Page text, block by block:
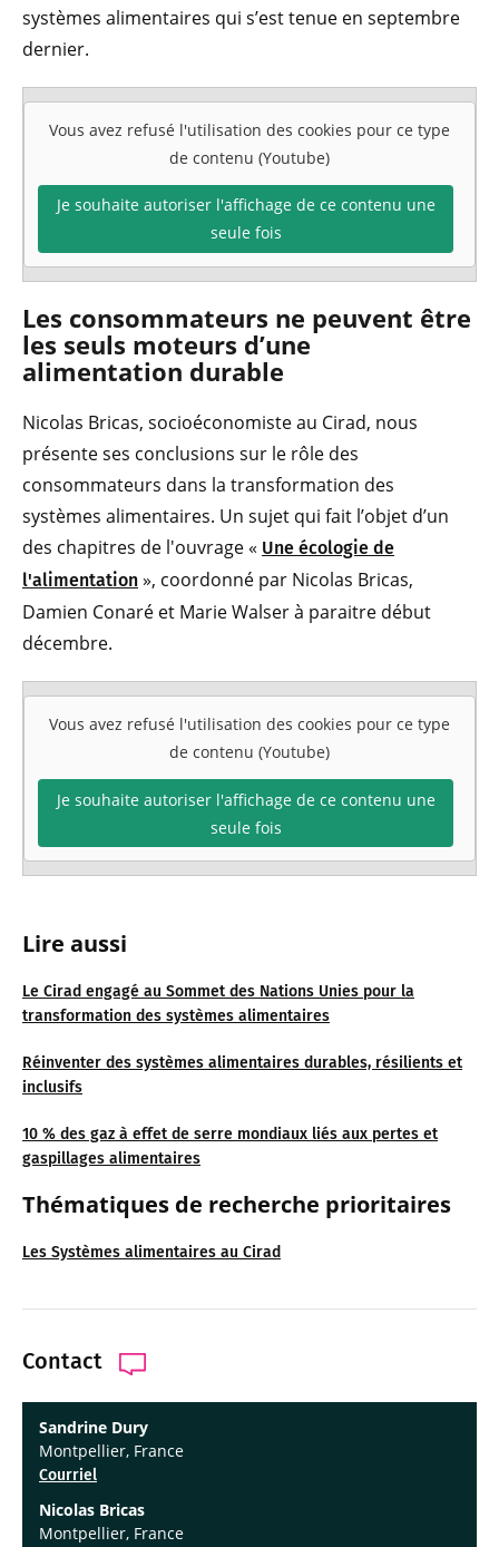
Lire aussi
Le Cirad engagé au Sommet des Nations Unies pour la
transformation des systèmes alimentaires
Réinventer des systèmes alimentaires durables, résilients et
inclusifs
10 % des gaz à effet de serre mondiaux liés aux pertes et
gaspillages alimentaires
Thématiques de recherche prioritaires
Les Systèmes alimentaires au Cirad
Contact
Sandrine Dury
Montpellier, France
Courriel
Nicolas Bricas
Montpellier, France
systèmes alimentaires qui s’est tenue en septembre
dernier.
Vous avez refusé l'utilisation des cookies pour ce type
de contenu (Youtube)
Je souhaite autoriser l'affichage de ce contenu une
seule fois
Les consommateurs ne peuvent être
les seuls moteurs d’une
alimentation durable
Nicolas Bricas, socioéconomiste au Cirad, nous
présente ses conclusions sur le rôle des
consommateurs dans la transformation des
systèmes alimentaires. Un sujet qui fait l’objet d’un
des chapitres de l'ouvrage « Une écologie de
l'alimentation », coordonné par Nicolas Bricas,
Damien Conaré et Marie Walser à paraitre début
décembre.
Vous avez refusé l'utilisation des cookies pour ce type
de contenu (Youtube)
Je souhaite autoriser l'affichage de ce contenu une
seule fois